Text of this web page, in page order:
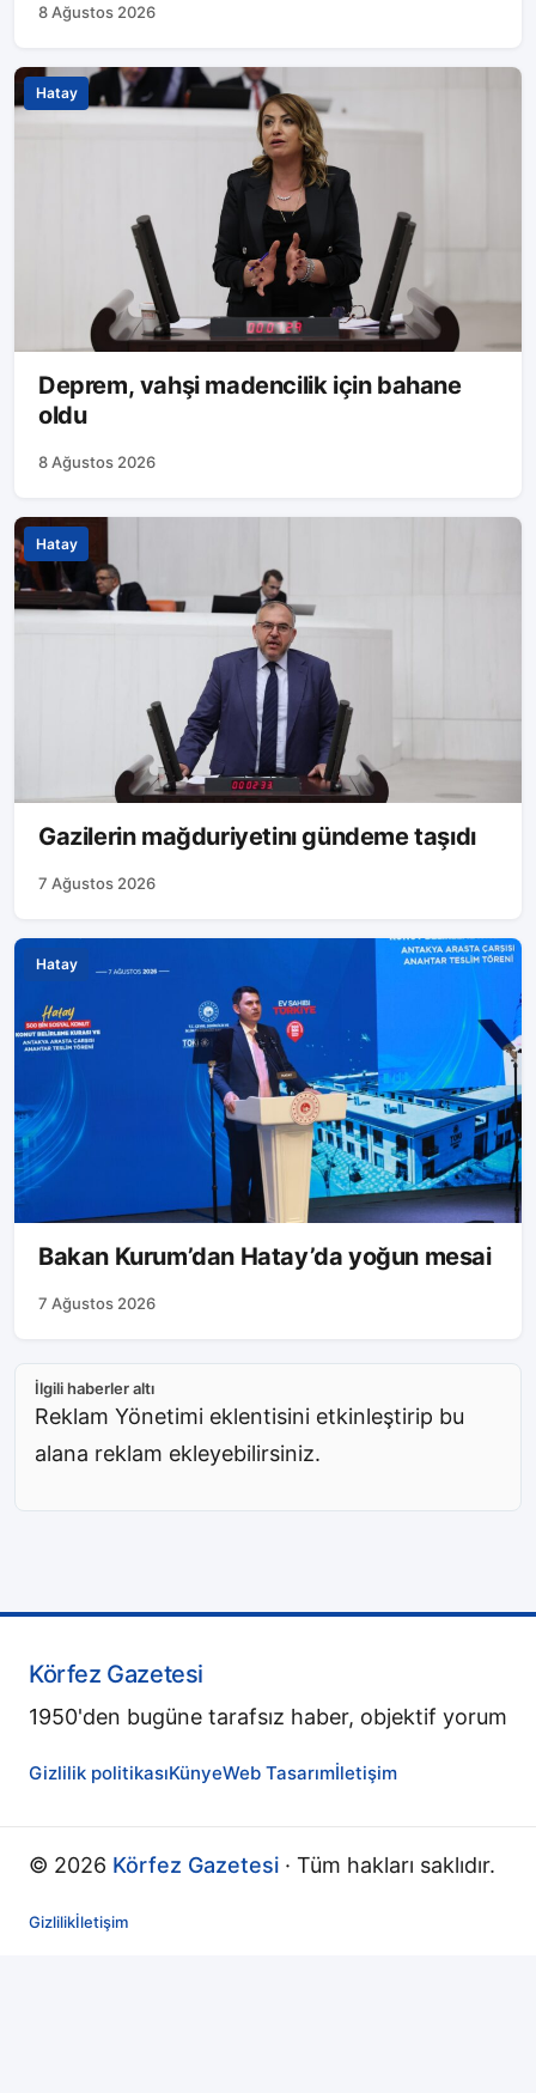
8 Ağustos 2026
Hatay
Deprem, vahşi madencilik için bahane
oldu
8 Ağustos 2026
Hatay
Gazilerin mağduriyetinı gündeme taşıdı
7 Ağustos 2026
Hatay
Bakan Kurum’dan Hatay’da yoğun mesai
7 Ağustos 2026
İlgili haberler altı
Reklam Yönetimi eklentisini etkinleştirip bu
alana reklam ekleyebilirsiniz.
Körfez Gazetesi
1950'den bugüne tarafsız haber, objektif yorum
Gizlilik politikasıKünyeWeb Tasarımİletişim
© 2026 Körfez Gazetesi · Tüm hakları saklıdır.
Gizlilikİletişim